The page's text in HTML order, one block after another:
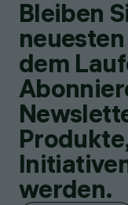
Bleiben
dem
werden.